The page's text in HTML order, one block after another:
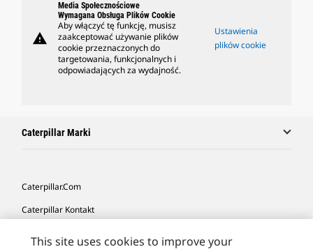
warning
Media Społecznościowe
Wymagana Obsługa Plików Cookie
Aby włączyć tę funkcję, musisz
zaakceptować używanie plików
cookie przeznaczonych do
targetowania, funkcjonalnych i
odpowiadających za wydajność.
Ustawienia
plików cookie
Caterpillar Marki
Caterpillar.com
Caterpillar Kontakt
This site uses cookies to improve your